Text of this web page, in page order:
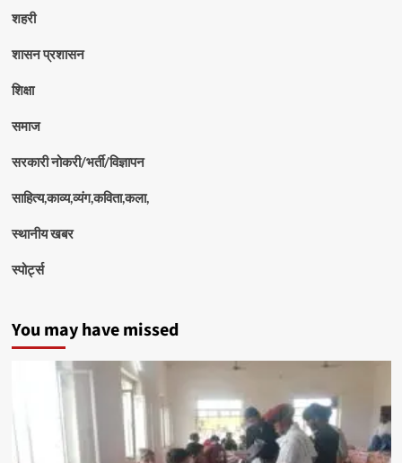
शहरी
शासन प्रशासन
शिक्षा
समाज
सरकारी नोकरी/भर्ती/विज्ञापन
साहित्य,काव्य,व्यंग,कविता,कला,
स्थानीय खबर
स्पोर्ट्स
You may have missed